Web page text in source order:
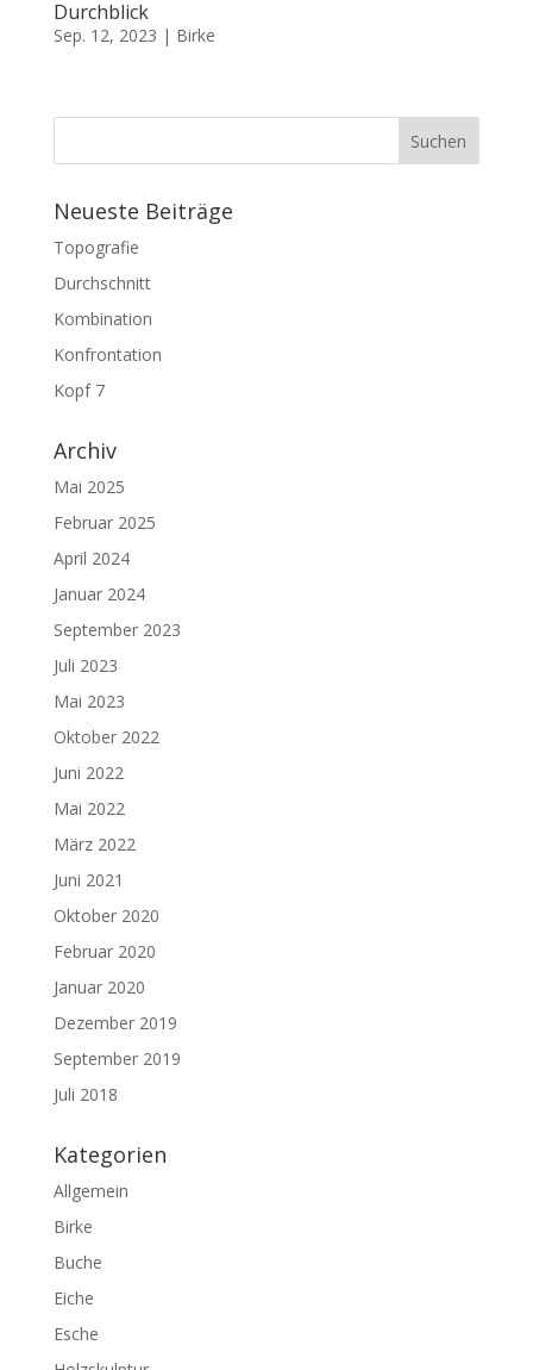
Durchblick
Sep. 12, 2023 | Birke
Neueste Beiträge
Topografie
Durchschnitt
Kombination
Konfrontation
Kopf 7
Archiv
Mai 2025
Februar 2025
April 2024
Januar 2024
September 2023
Juli 2023
Mai 2023
Oktober 2022
Juni 2022
Mai 2022
März 2022
Juni 2021
Oktober 2020
Februar 2020
Januar 2020
Dezember 2019
September 2019
Juli 2018
Kategorien
Allgemein
Birke
Buche
Eiche
Esche